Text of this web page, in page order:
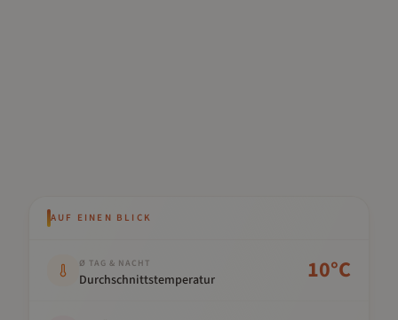
AUF EINEN BLICK
Ø TAG & NACHT
Durchschnittstemperatur 10°C